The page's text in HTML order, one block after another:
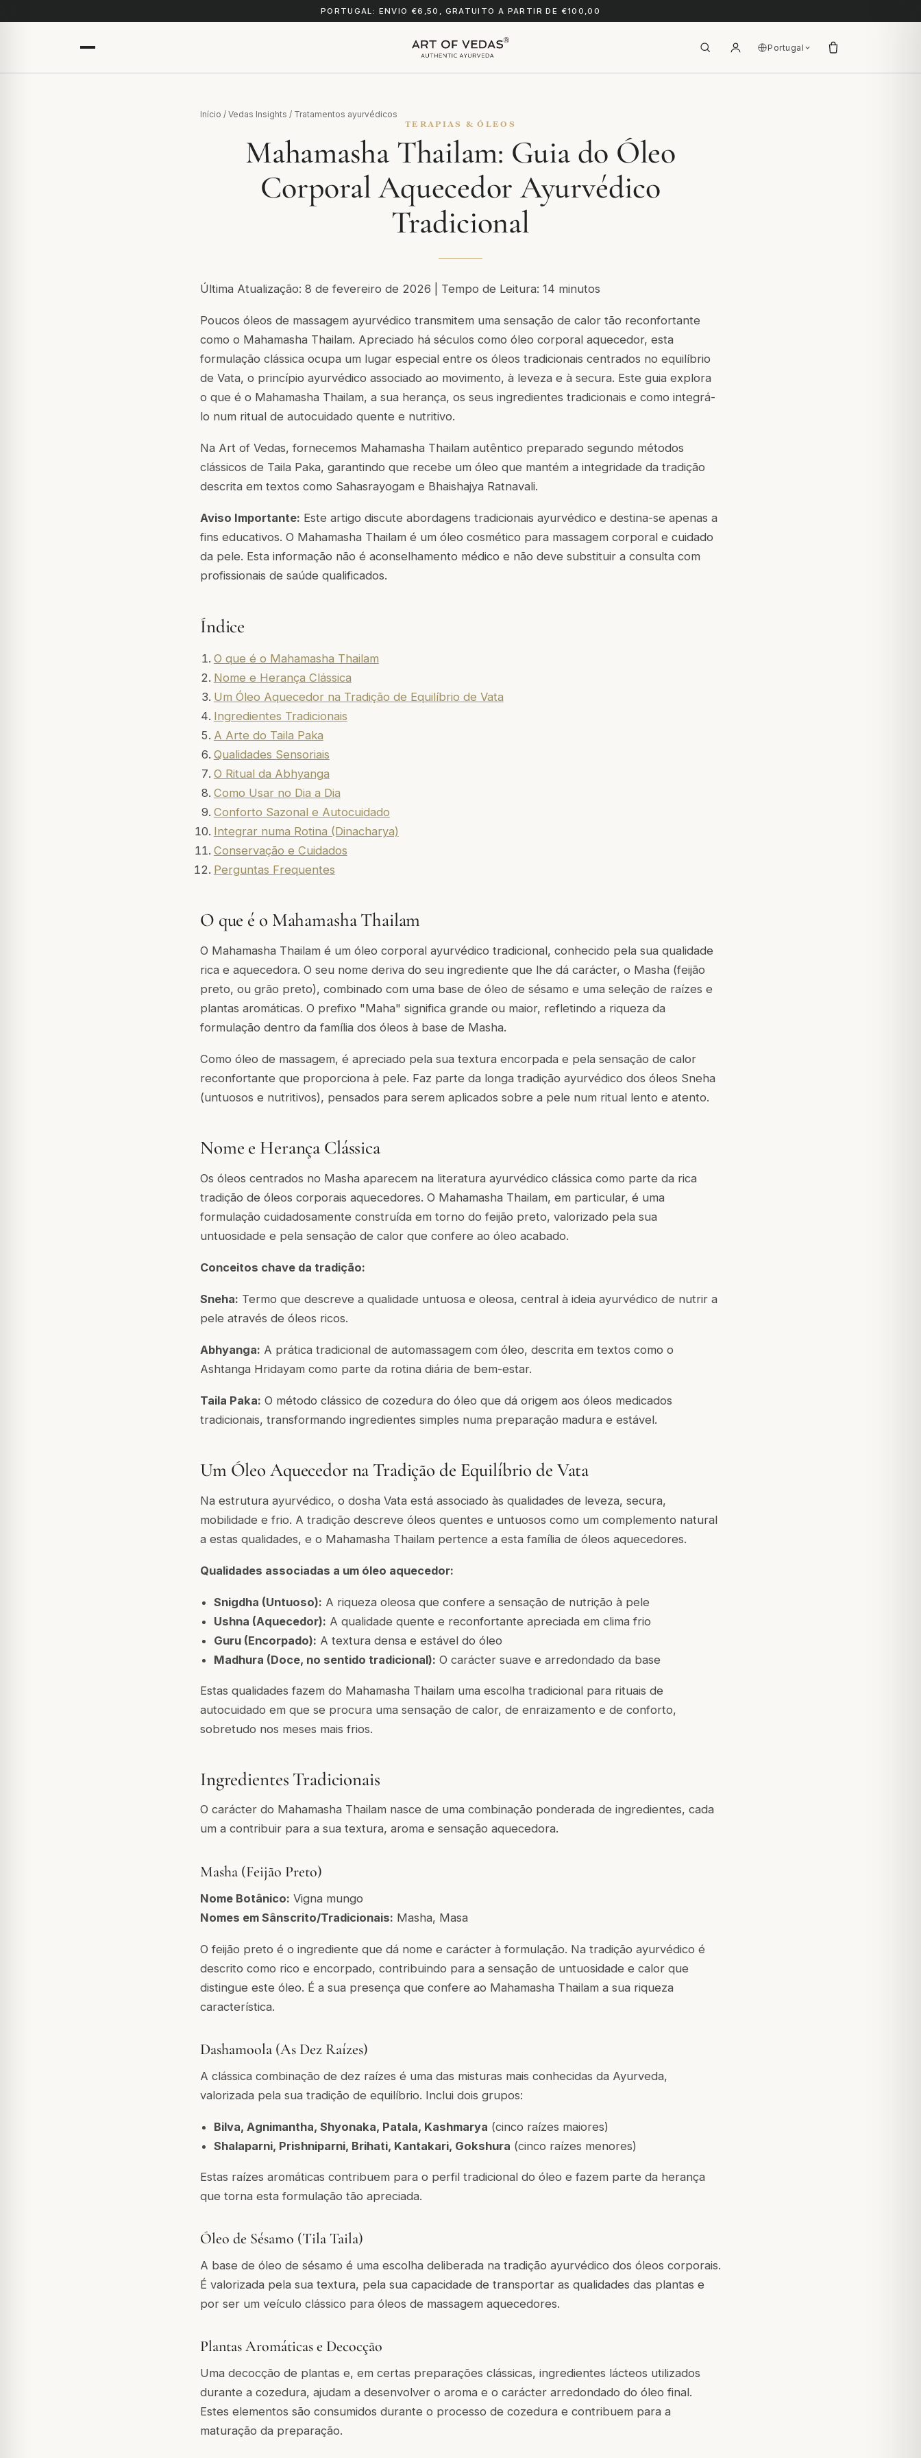
PORTUGAL: ENVIO €6,50, GRATUITO A PARTIR DE €100,00
Portugal
Início / Vedas Insights / Tratamentos ayurvédicos
TERAPIAS & ÓLEOS
Mahamasha Thailam: Guia do Óleo
Corporal Aquecedor Ayurvédico
Tradicional
Última Atualização: 8 de fevereiro de 2026 | Tempo de Leitura: 14 minutos
Poucos óleos de massagem ayurvédico transmitem uma sensação de calor tão reconfortante
como o Mahamasha Thailam. Apreciado há séculos como óleo corporal aquecedor, esta
formulação clássica ocupa um lugar especial entre os óleos tradicionais centrados no equilíbrio
de Vata, o princípio ayurvédico associado ao movimento, à leveza e à secura. Este guia explora
o que é o Mahamasha Thailam, a sua herança, os seus ingredientes tradicionais e como integrá-
lo num ritual de autocuidado quente e nutritivo.
Na Art of Vedas, fornecemos Mahamasha Thailam autêntico preparado segundo métodos
clássicos de Taila Paka, garantindo que recebe um óleo que mantém a integridade da tradição
descrita em textos como Sahasrayogam e Bhaishajya Ratnavali.
Aviso Importante: Este artigo discute abordagens tradicionais ayurvédico e destina-se apenas a
fins educativos. O Mahamasha Thailam é um óleo cosmético para massagem corporal e cuidado
da pele. Esta informação não é aconselhamento médico e não deve substituir a consulta com
profissionais de saúde qualificados.
Índice
O que é o Mahamasha Thailam
Nome e Herança Clássica
Um Óleo Aquecedor na Tradição de Equilíbrio de Vata
Ingredientes Tradicionais
A Arte do Taila Paka
Qualidades Sensoriais
O Ritual da Abhyanga
Como Usar no Dia a Dia
Conforto Sazonal e Autocuidado
Integrar numa Rotina (Dinacharya)
Conservação e Cuidados
Perguntas Frequentes
O que é o Mahamasha Thailam
O Mahamasha Thailam é um óleo corporal ayurvédico tradicional, conhecido pela sua qualidade
rica e aquecedora. O seu nome deriva do seu ingrediente que lhe dá carácter, o Masha (feijão
preto, ou grão preto), combinado com uma base de óleo de sésamo e uma seleção de raízes e
plantas aromáticas. O prefixo "Maha" significa grande ou maior, refletindo a riqueza da
formulação dentro da família dos óleos à base de Masha.
Como óleo de massagem, é apreciado pela sua textura encorpada e pela sensação de calor
reconfortante que proporciona à pele. Faz parte da longa tradição ayurvédico dos óleos Sneha
(untuosos e nutritivos), pensados para serem aplicados sobre a pele num ritual lento e atento.
Nome e Herança Clássica
Os óleos centrados no Masha aparecem na literatura ayurvédico clássica como parte da rica
tradição de óleos corporais aquecedores. O Mahamasha Thailam, em particular, é uma
formulação cuidadosamente construída em torno do feijão preto, valorizado pela sua
untuosidade e pela sensação de calor que confere ao óleo acabado.
Conceitos chave da tradição:
Sneha: Termo que descreve a qualidade untuosa e oleosa, central à ideia ayurvédico de nutrir a
pele através de óleos ricos.
Abhyanga: A prática tradicional de automassagem com óleo, descrita em textos como o
Ashtanga Hridayam como parte da rotina diária de bem-estar.
Taila Paka: O método clássico de cozedura do óleo que dá origem aos óleos medicados
tradicionais, transformando ingredientes simples numa preparação madura e estável.
Um Óleo Aquecedor na Tradição de Equilíbrio de Vata
Na estrutura ayurvédico, o dosha Vata está associado às qualidades de leveza, secura,
mobilidade e frio. A tradição descreve óleos quentes e untuosos como um complemento natural
a estas qualidades, e o Mahamasha Thailam pertence a esta família de óleos aquecedores.
Qualidades associadas a um óleo aquecedor:
Snigdha (Untuoso): A riqueza oleosa que confere a sensação de nutrição à pele
Ushna (Aquecedor): A qualidade quente e reconfortante apreciada em clima frio
Guru (Encorpado): A textura densa e estável do óleo
Madhura (Doce, no sentido tradicional): O carácter suave e arredondado da base
Estas qualidades fazem do Mahamasha Thailam uma escolha tradicional para rituais de
autocuidado em que se procura uma sensação de calor, de enraizamento e de conforto,
sobretudo nos meses mais frios.
Ingredientes Tradicionais
O carácter do Mahamasha Thailam nasce de uma combinação ponderada de ingredientes, cada
um a contribuir para a sua textura, aroma e sensação aquecedora.
Masha (Feijão Preto)
Nome Botânico: Vigna mungo
Nomes em Sânscrito/Tradicionais: Masha, Masa
O feijão preto é o ingrediente que dá nome e carácter à formulação. Na tradição ayurvédico é
descrito como rico e encorpado, contribuindo para a sensação de untuosidade e calor que
distingue este óleo. É a sua presença que confere ao Mahamasha Thailam a sua riqueza
característica.
Dashamoola (As Dez Raízes)
A clássica combinação de dez raízes é uma das misturas mais conhecidas da Ayurveda,
valorizada pela sua tradição de equilíbrio. Inclui dois grupos:
Bilva, Agnimantha, Shyonaka, Patala, Kashmarya (cinco raízes maiores)
Shalaparni, Prishniparni, Brihati, Kantakari, Gokshura (cinco raízes menores)
Estas raízes aromáticas contribuem para o perfil tradicional do óleo e fazem parte da herança
que torna esta formulação tão apreciada.
Óleo de Sésamo (Tila Taila)
A base de óleo de sésamo é uma escolha deliberada na tradição ayurvédico dos óleos corporais.
É valorizada pela sua textura, pela sua capacidade de transportar as qualidades das plantas e
por ser um veículo clássico para óleos de massagem aquecedores.
Plantas Aromáticas e Decocção
Uma decocção de plantas e, em certas preparações clássicas, ingredientes lácteos utilizados
durante a cozedura, ajudam a desenvolver o aroma e o carácter arredondado do óleo final.
Estes elementos são consumidos durante o processo de cozedura e contribuem para a
maturação da preparação.